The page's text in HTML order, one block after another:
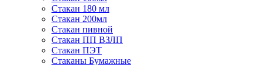
Стакан 180 мл
Стакан 200мл
Стакан пивной
Стакан ПП ВЗЛП
Стакан ПЭТ
Стаканы Бумажные